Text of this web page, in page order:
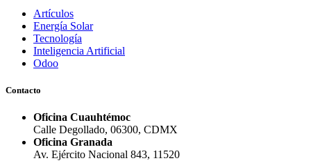
Artículos
Energía Solar
Tecnología
Inteligencia Artificial
Odoo
Contacto
Oficina Cuauhtémoc
Calle Degollado, 06300, CDMX
Oficina Granada
Av. Ejército Nacional 843, 11520